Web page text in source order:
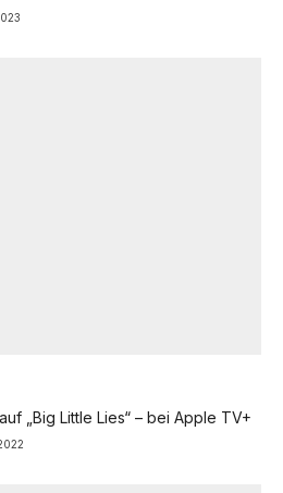
„Big Little Lies“ – bei Apple TV+